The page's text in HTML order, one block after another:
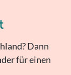
Dann
für einen